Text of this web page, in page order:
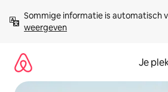
direct
naar
Sommige informatie is automatisch
weergeven
Je